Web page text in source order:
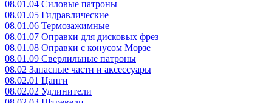
08.01.04 Силовые патроны
08.01.05 Гидравлические
08.01.06 Термозажимные
08.01.07 Оправки для дисковых фрез
08.01.08 Оправки с конусом Морзе
08.01.09 Сверлильные патроны
08.02 Запасные части и аксессуары
08.02.01 Цанги
08.02.02 Удлинители